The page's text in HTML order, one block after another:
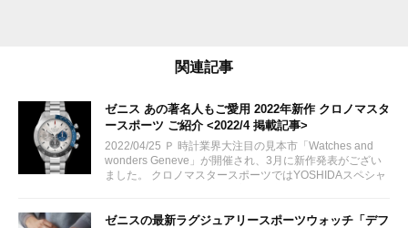
関連記事
ゼニス あの著名人もご愛用 2022年新作 クロノマスタ
ースポーツ ご紹介 <2022/4 掲載記事>
2022/04/25 Ｐ 時計業界大注目の見本市「Watches and
wonders Geneve」が開催され、3月に新作発表がござい
ました。 クロノマスタースポーツではYOSHIDAスペシャ
ゼニスの最新ラグジュアリースポーツウォッチ「デフ